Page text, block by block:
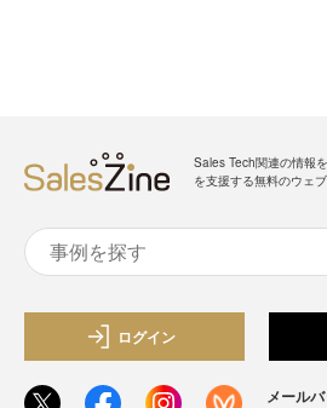
Sales Tech関連の情報
を支援する無料のウェブ
ログイン
メール